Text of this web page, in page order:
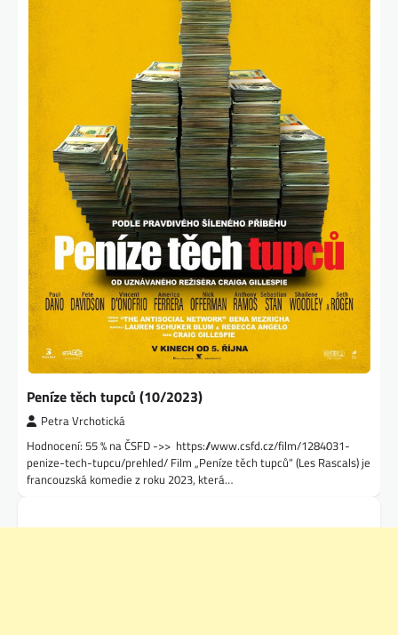
Peníze těch tupců (10/2023)
Petra Vrchotická
Hodnocení: 55 % na ČSFD ->> https://www.csfd.cz/film/1284031-
penize-tech-tupcu/prehled/ Film „Peníze těch tupců“ (Les Rascals) je
francouzská komedie z roku 2023, která…